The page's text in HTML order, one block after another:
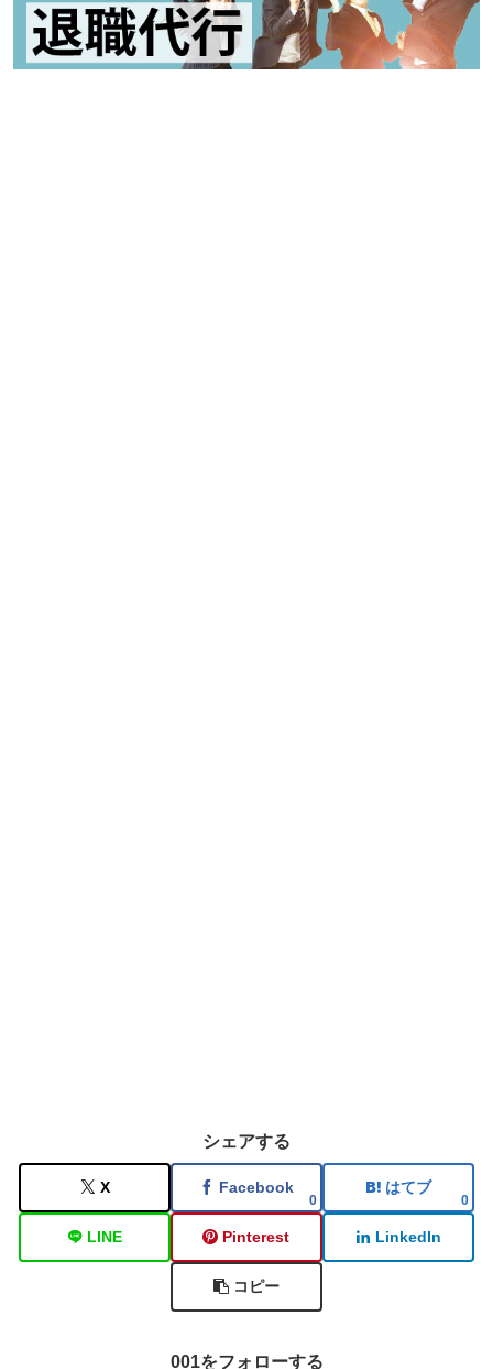
シェアする
X Facebook
0
はてブ
0
LINE Pinterest LinkedIn
コピー
001をフォローする